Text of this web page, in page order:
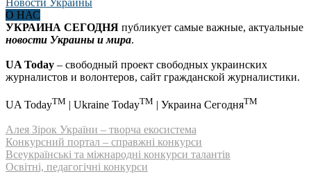
О НАС
УКРАИНА СЕГОДНЯ публикует самые важные, актуальные
новости Украины и мира.
UA Today – свободный проект свободных украинских
журналистов и волонтеров, сайт гражданской журналистики.
UA TodayTM | Ukraine TodayTM | Украина СегодняTM
Алея Зірок України – творча екосистема
Конкурсний портал – справжні конкурси
Всеукраїнські та міжнародні конкурси талантів
Освітні, педагогічні конкурси